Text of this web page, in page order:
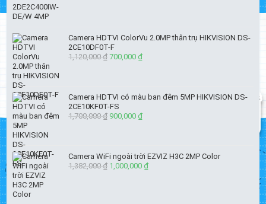
Camera HDTVI ColorVu 2.0MP thân trụ HIKVISION DS-
2CE10DF0T-F
1,120,000₫ Giá
700,000 ₫Giá
700,000 ₫.
Camera HDTVI có màu ban đêm 5MP HIKVISION DS-
2CE10KF0T-FS
1,700,000₫ Giá
900,000 ₫Giá
900,000 ₫.
Camera WiFi ngoài trời EZVIZ H3C 2MP Color
1,382,000₫ Giá
1,000,000 ₫Giá